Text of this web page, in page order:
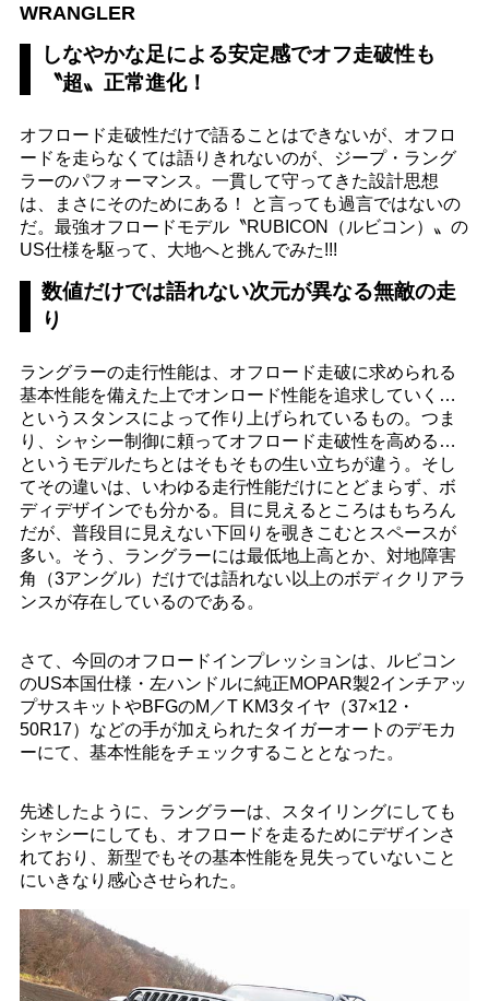
WRANGLER
しなやかな足による安定感でオフ走破性も
〝超〟正常進化！
オフロード走破性だけで語ることはできないが、オフロ
ードを走らなくては語りきれないのが、ジープ・ラング
ラーのパフォーマンス。一貫して守ってきた設計思想
は、まさにそのためにある！ と言っても過言ではないの
だ。最強オフロードモデル〝RUBICON（ルビコン）〟の
US仕様を駆って、大地へと挑んでみた!!!
数値だけでは語れない次元が異なる無敵の走
り
ラングラーの走行性能は、オフロード走破に求められる
基本性能を備えた上でオンロード性能を追求していく…
というスタンスによって作り上げられているもの。つま
り、シャシー制御に頼ってオフロード走破性を高める…
というモデルたちとはそもそもの生い立ちが違う。そし
てその違いは、いわゆる走行性能だけにとどまらず、ボ
ディデザインでも分かる。目に見えるところはもちろん
だが、普段目に見えない下回りを覗きこむとスペースが
多い。そう、ラングラーには最低地上高とか、対地障害
角（3アングル）だけでは語れない以上のボディクリアラ
ンスが存在しているのである。
さて、今回のオフロードインプレッションは、ルビコン
のUS本国仕様・左ハンドルに純正MOPAR製2インチアッ
プサスキットやBFGのM／T KM3タイヤ（37×12・
50R17）などの手が加えられたタイガーオートのデモカ
ーにて、基本性能をチェックすることとなった。
先述したように、ラングラーは、スタイリングにしても
シャシーにしても、オフロードを走るためにデザインさ
れており、新型でもその基本性能を見失っていないこと
にいきなり感心させられた。